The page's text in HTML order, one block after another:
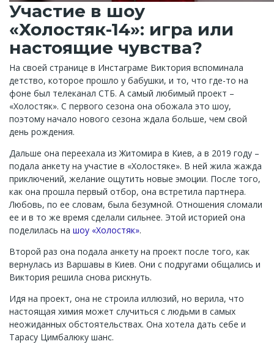
Участие в шоу
«Холостяк-14»: игра или
настоящие чувства?
На своей странице в Инстаграме Виктория вспоминала
детство, которое прошло у бабушки, и то, что где-то на
фоне был телеканал СТБ. А самый любимый проект –
«Холостяк». С первого сезона она обожала это шоу,
поэтому начало нового сезона ждала больше, чем свой
день рождения.
Дальше она переехала из Житомира в Киев, а в 2019 году –
подала анкету на участие в «Холостяке». В ней жила жажда
приключений, желание ощутить новые эмоции. После того,
как она прошла первый отбор, она встретила партнера.
Любовь, по ее словам, была безумной. Отношения сломали
ее и в то же время сделали сильнее. Этой историей она
поделилась на шоу «Холостяк».
Второй раз она подала анкету на проект после того, как
вернулась из Варшавы в Киев. Они с подругами общались и
Виктория решила снова рискнуть.
Идя на проект, она не строила иллюзий, но верила, что
настоящая химия может случиться с людьми в самых
неожиданных обстоятельствах. Она хотела дать себе и
Тарасу Цимбалюку шанс.